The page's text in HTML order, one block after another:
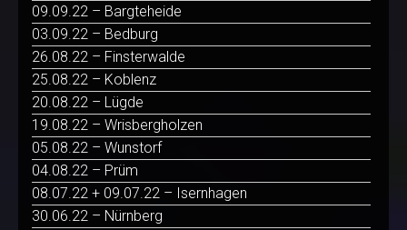
09.09.22 – Bargteheide
03.09.22 – Bedburg
26.08.22 – Finsterwalde
25.08.22 – Koblenz
20.08.22 – Lügde
19.08.22 – Wrisbergholzen
05.08.22 – Wunstorf
04.08.22 – Prüm
08.07.22 + 09.07.22 – Isernhagen
30.06.22 – Nürnberg